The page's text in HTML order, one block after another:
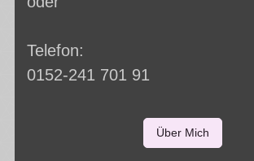
Telefon:
0152-241 701 91
Über Mich